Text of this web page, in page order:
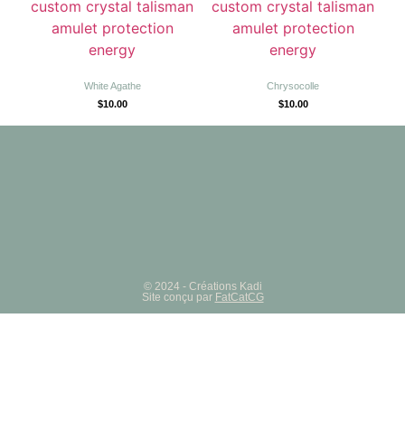
White Agathe
$10.00
Chrysocolle
$10.00
© 2024 - Créations Kadi
Site conçu par FatCatCG